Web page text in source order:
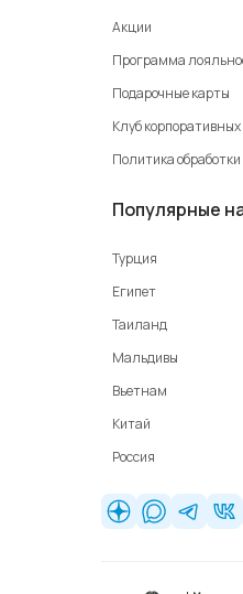
Акции
Программа
Подарочные карты
Клуб
Политика
Популярные
Турция
Египет
Таиланд
Мальдивы
Вьетнам
Китай
Россия